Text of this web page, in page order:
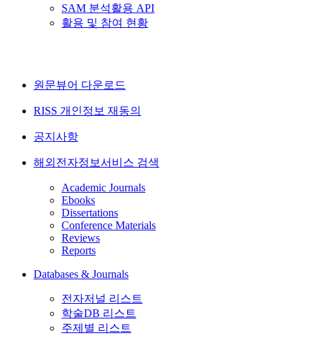
SAM 분석활용 API
활용 및 참여 현황
원문뷰어 다운로드
RISS 개인정보 재동의
공지사항
해외전자정보서비스 검색
Academic Journals
Ebooks
Dissertations
Conference Materials
Reviews
Reports
Databases & Journals
전자저널 리스트
학술DB 리스트
주제별 리스트